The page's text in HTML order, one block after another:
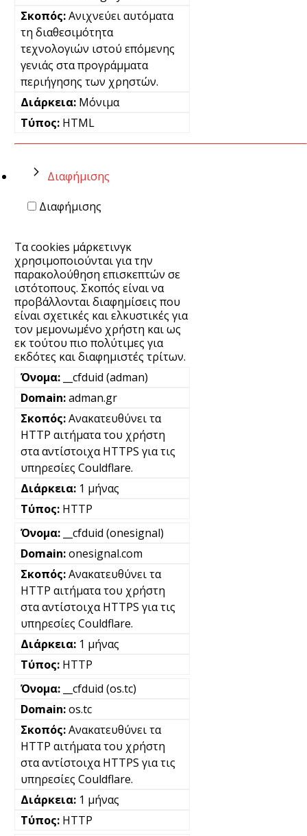
Ανιχνεύει αυτόματα
τη διαθεσιμότητα
τεχνολογιών ιστού επόμενης
γενιάς στα προγράμματα
περιήγησης των χρηστών.
Μόνιμα
HTML
Διαφήμισης
Διαφήμισης
Τα cookies μάρκετινγκ
χρησιμοποιούνται για την
παρακολούθηση επισκεπτών σε
ιστότοπους. Σκοπός είναι να
προβάλλονται διαφημίσεις που
είναι σχετικές και ελκυστικές για
τον μεμονωμένο χρήστη και ως
εκ τούτου πιο πολύτιμες για
εκδότες και διαφημιστές τρίτων.
__cfduid (adman)
adman.gr
Ανακατευθύνει τα
HTTP αιτήματα του χρήστη
στα αντίστοιχα HTTPS για τις
υπηρεσίες Couldflare.
1 μήνας
HTTP
__cfduid (onesignal)
onesignal.com
Ανακατευθύνει τα
HTTP αιτήματα του χρήστη
στα αντίστοιχα HTTPS για τις
υπηρεσίες Couldflare.
1 μήνας
HTTP
__cfduid (os.tc)
os.tc
Ανακατευθύνει τα
HTTP αιτήματα του χρήστη
στα αντίστοιχα HTTPS για τις
υπηρεσίες Couldflare.
1 μήνας
HTTP